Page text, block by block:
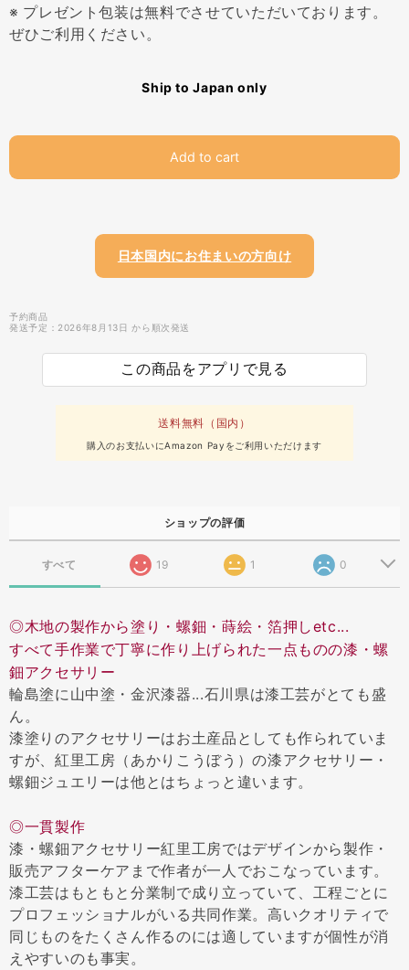
※ プレゼント包装は無料でさせていただいております。
ぜひご利用ください。
Ship to Japan only
Add to cart
日本国内にお住まいの方向け
予約商品
発送予定：2026年8月13日 から順次発送
この商品をアプリで見る
送料無料（国内）
購入のお支払いにAmazon Payをご利用いただけます
ショップの評価
すべて 19 1 0
◎木地の製作から塗り・螺鈿・蒔絵・箔押しetc...
すべて手作業で丁寧に作り上げられた一点ものの漆・螺
鈿アクセサリー
輪島塗に山中塗・金沢漆器...石川県は漆工芸がとても盛
ん。
漆塗りのアクセサリーはお土産品としても作られていま
すが、紅里工房（あかりこうぼう）の漆アクセサリー・
螺鈿ジュエリーは他とはちょっと違います。
◎一貫製作
漆・螺鈿アクセサリー紅里工房ではデザインから製作・
販売アフターケアまで作者が一人でおこなっています。
漆工芸はもともと分業制で成り立っていて、工程ごとに
プロフェッショナルがいる共同作業。高いクオリティで
同じものをたくさん作るのには適していますが個性が消
えやすいのも事実。